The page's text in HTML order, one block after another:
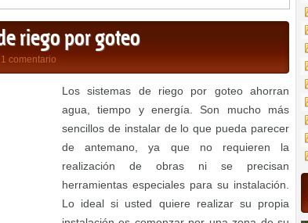
riego por goteo
1 comentario
Los sistemas de riego por goteo ahorran
agua, tiempo y energía. Son mucho más
sencillos de instalar de lo que pueda parecer
de antemano, ya que no requieren la
realización de obras ni se precisan
herramientas especiales para su instalación.
Lo ideal si usted quiere realizar su propia